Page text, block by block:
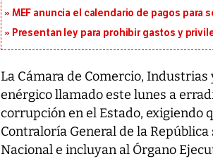
MEF anuncia el calendario de pagos
Presentan ley para prohibir gastos y
La Cámara de Comercio,
enérgico llamado este lunes a
corrupción en el Estado, exigiendo
Contraloría General de la
Nacional e incluyan al Órgano